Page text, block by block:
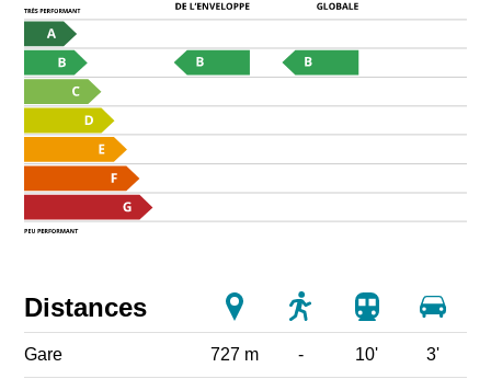
Distances
Gare 727 m - 10' 3'